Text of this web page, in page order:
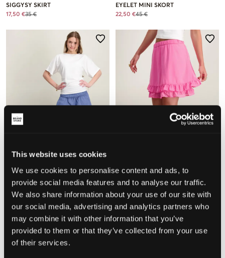
This website uses cookies
We use cookies to personalise content and ads, to
provide social media features and to analyse our traffic.
We also share information about your use of our site with
our social media, advertising and analytics partners who
may combine it with other information that you’ve
provided to them or that they’ve collected from your use
of their services.
SIGGYSY SKIRT
17,50 €35 €
EYELET MINI SKORT
22,50 €45 €
SALE
Grunt
GRANTI SKIRT
VERO MODA
VMFELICIA SKIRT WVN
14,50 €